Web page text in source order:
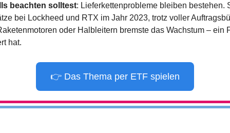
beachten solltest: Lieferkettenprobleme bleiben bestehen.
bei Lockheed und RTX im Jahr 2023, trotz voller
oder Halbleitern bremste das Wachstum – ein
hat.
👉 Das Thema per ETF spielen